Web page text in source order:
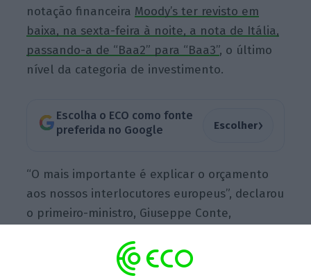
notação financeira Moody’s ter revisto em
baixa, na sexta-feira à noite, a nota de Itália,
passando-a de “Baa2” para “Baa3”, o último
nível da categoria de investimento.
Escolha o ECO como fonte
preferida no Google
Escolher›
“O mais importante é explicar o orçamento
aos nossos interlocutores europeus”, declarou
o primeiro-ministro, Giuseppe Conte,
Matteo Salvini (extrema-direita) e Luigi Di
Maio (antissistema), disseram que o país não